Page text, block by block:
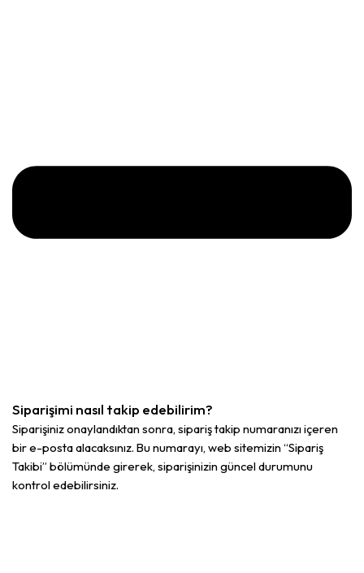
Siparişimi nasıl takip edebilirim?
Siparişiniz onaylandıktan sonra, sipariş takip numaranızı içeren
bir e-posta alacaksınız. Bu numarayı, web sitemizin “Sipariş
Takibi” bölümünde girerek, siparişinizin güncel durumunu
kontrol edebilirsiniz.